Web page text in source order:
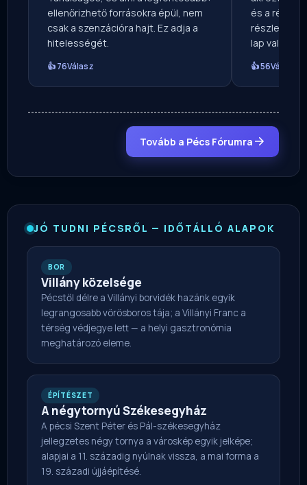
ellenőrizhető forrásokra épül, nem
csak a szenzációra hajt. Ez adja a
hitelességét.
👍 76Válasz
és a régiót.
lap valóban
👍 56Válasz
Tovább a Pécs Fórumra
JÓ TUDNI PÉCSRŐL — IDŐTÁLLÓ ALAPOK
BOR
Villány közelsége
Pécstől délre a Villányi borvidék hazánk egyik
legrangosabb vörösboros tája; a Villányi Franc a
térség védjegye lett — a helyi gasztronómia
meghatározó eleme.
ÉPÍTÉSZET
A négytornyú Székesegyház
A pécsi Szent Péter és Pál-székesegyház
jellegzetes négy tornya a városkép egyik jelképe;
alapjai a 11. századig nyúlnak vissza, a mai forma a
19. századi újjáépítésé.